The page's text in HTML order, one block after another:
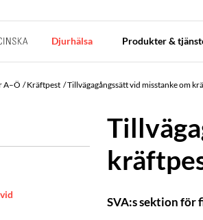
Djurhälsa Produkter &
A–Ö Kräftpest Tillvägagångssätt vid misstanke om
SVA:s sektion